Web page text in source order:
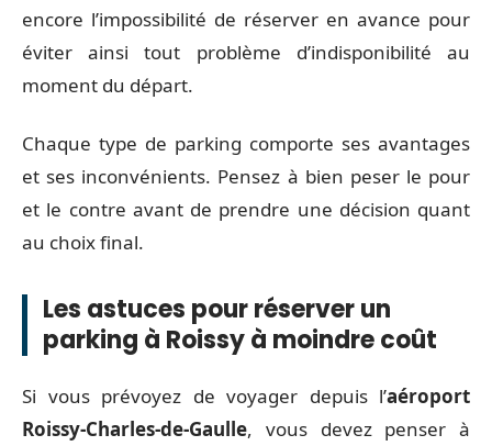
encore l’impossibilité de réserver en avance pour
éviter ainsi tout problème d’indisponibilité au
moment du départ.
Chaque type de parking comporte ses avantages
et ses inconvénients. Pensez à bien peser le pour
et le contre avant de prendre une décision quant
au choix final.
Les astuces pour réserver un
parking à Roissy à moindre coût
Si vous prévoyez de voyager depuis l’aéroport
Roissy-Charles-de-Gaulle, vous devez penser à